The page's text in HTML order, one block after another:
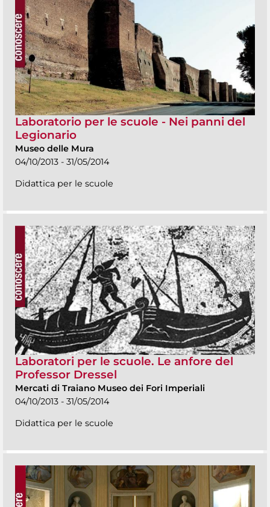
Laboratorio per le scuole - Nei panni del
Legionario
Museo delle Mura
04/10/2013 - 31/05/2014
Didattica per le scuole
Laboratori per le scuole. Le anfore del
Professor Dressel
Mercati di Traiano Museo dei Fori Imperiali
04/10/2013 - 31/05/2014
Didattica per le scuole